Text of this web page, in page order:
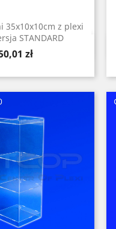
35x10x10cm z plexi
STANDARD
zł
podgląd